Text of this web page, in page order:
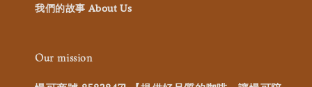
我們的故事 About Us
Our mission